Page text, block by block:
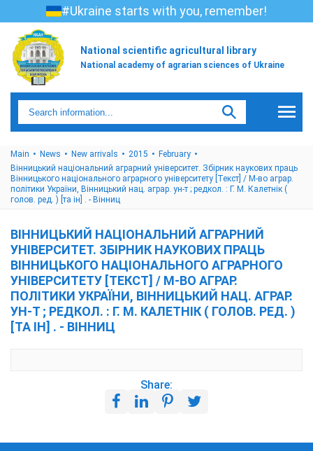
#Ukraine starts with you, remember!
National scientific agricultural library
National academy of agrarian sciences of Ukraine
Main News New arrivals 2015
February
Вінницький національний аграрний університет. Збірник наукових праць
Вінницького національного аграрного університету [Текст] / М-во аграр.
політики України, Вінницький нац. аграр. ун-т ; редкол. : Г. М. Калетнік (
голов. ред. ) [та ін] . - Вінниц
ВІННИЦЬКИЙ НАЦІОНАЛЬНИЙ АГРАРНИЙ
УНІВЕРСИТЕТ. ЗБІРНИК НАУКОВИХ ПРАЦЬ
ВІННИЦЬКОГО НАЦІОНАЛЬНОГО АГРАРНОГО
УНІВЕРСИТЕТУ [ТЕКСТ] / М-ВО АГРАР.
ПОЛІТИКИ УКРАЇНИ, ВІННИЦЬКИЙ НАЦ. АГРАР.
УН-Т ; РЕДКОЛ. : Г. М. КАЛЕТНІК ( ГОЛОВ. РЕД. )
[ТА ІН] . - ВІННИЦ
Share: